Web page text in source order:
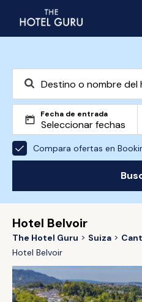
Fecha de entrada
Compara ofertas en
Hotel Belvoir
The Hotel Guru Suiza
Hotel Belvoir